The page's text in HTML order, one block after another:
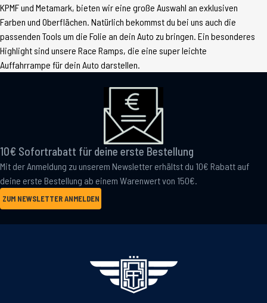
KPMF und Metamark, bieten wir eine große Auswahl an exklusiven
Farben und Oberflächen. Natürlich bekommst du bei uns auch die
passenden Tools um die Folie an dein Auto zu bringen. Ein besonderes
Highlight sind unsere Race Ramps, die eine super leichte
Auffahrrampe für dein Auto darstellen.
10€ Sofortrabatt für deine erste Bestellung
Mit der Anmeldung zu unserem Newsletter erhältst du 10€ Rabatt auf
deine erste Bestellung ab einem Warenwert von 150€.
ZUM NEWSLETTER ANMELDEN